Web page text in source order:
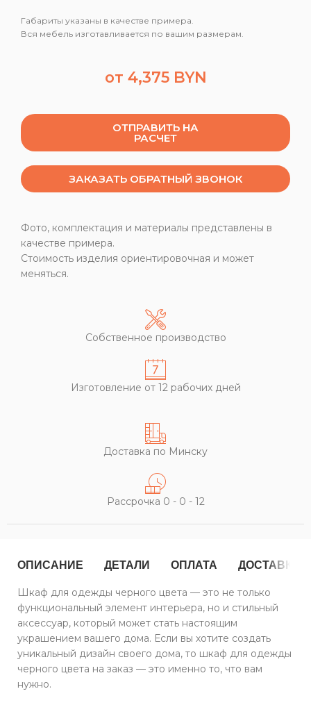
Габариты указаны в качестве примера.
Вся мебель изготавливается по вашим размерам.
от 4,375 BYN
ОТПРАВИТЬ НА
РАСЧЕТ
ЗАКАЗАТЬ ОБРАТНЫЙ ЗВОНОК
Фото, комплектация и материалы представлены в
качестве примера.
Стоимость изделия ориентировочная и может
меняться.
Собственное производство
Изготовление от 12 рабочих дней
Доставка по Минску
Рассрочка 0 - 0 - 12
ОПИСАНИЕ ДЕТАЛИ ОПЛАТА ДОСТАВКА
Шкаф для одежды черного цвета — это не только
функциональный элемент интерьера, но и стильный
аксессуар, который может стать настоящим
украшением вашего дома. Если вы хотите создать
уникальный дизайн своего дома, то шкаф для одежды
черного цвета на заказ — это именно то, что вам
нужно.